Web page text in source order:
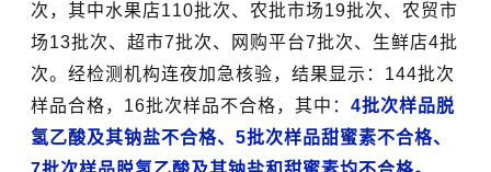
次，其中水果店110批次、农批市场19批次、农贸市
场13批次、超市7批次、网购平台7批次、生鲜店4批
次。经检测机构连夜加急核验，结果显示：144批次
样品合格，16批次样品不合格， 其中： 4批次样品脱
氢乙酸及其钠盐不合格、5批次样品甜蜜素不合格、